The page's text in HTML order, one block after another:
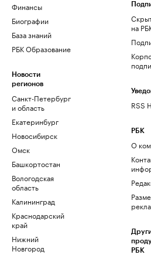
Финансы
Биографии
База знаний
РБК Образование
Новости
регионов
Санкт-Петербург
и область
Екатеринбург
Новосибирск
Омск
Башкортостан
Вологодская
область
Калининград
Краснодарский
край
Нижний
Новгород
на
RSS
РБК
О
РБК